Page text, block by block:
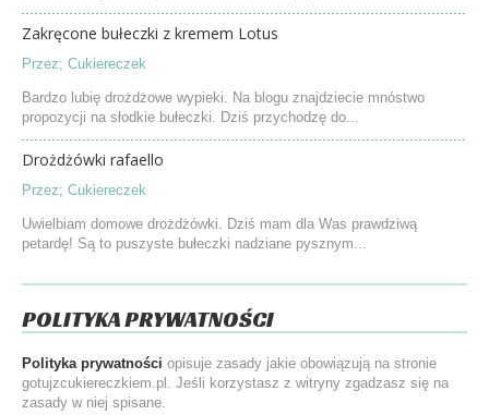
Zakręcone bułeczki z kremem Lotus
Przez; Cukiereczek
Bardzo lubię drożdżowe wypieki. Na blogu znajdziecie mnóstwo
propozycji na słodkie bułeczki. Dziś przychodzę do...
Drożdżówki rafaello
Przez; Cukiereczek
Uwielbiam domowe drożdżówki. Dziś mam dla Was prawdziwą
petardę! Są to puszyste bułeczki nadziane pysznym...
POLITYKA PRYWATNOŚCI
Polityka prywatności opisuje zasady jakie obowiązują na stronie
gotujzcukiereczkiem.pl. Jeśli korzystasz z witryny zgadzasz się na
zasady w niej spisane.